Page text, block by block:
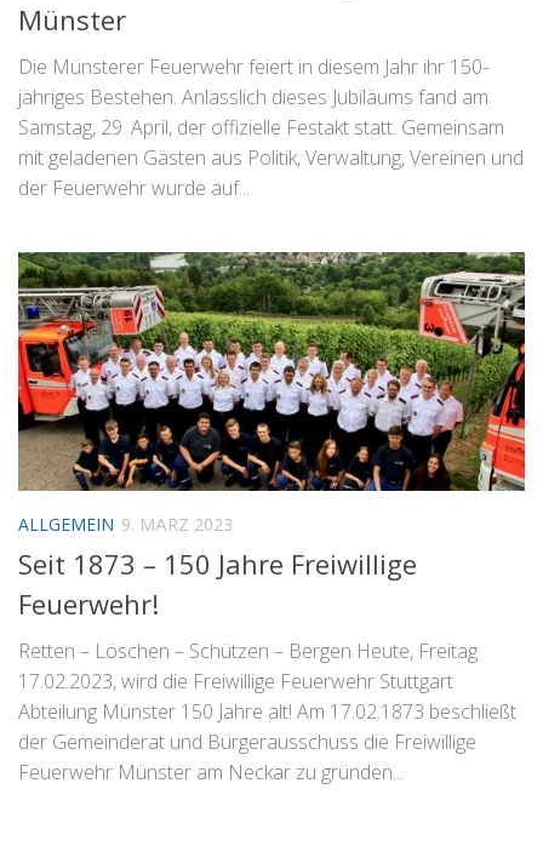
Münster
Die Münsterer Feuerwehr feiert in diesem Jahr ihr 150-
jähriges Bestehen. Anlässlich dieses Jubiläums fand am
Samstag, 29. April, der offizielle Festakt statt. Gemeinsam
mit geladenen Gästen aus Politik, Verwaltung, Vereinen und
der Feuerwehr wurde auf...
ALLGEMEIN 9. MÄRZ 2023
Seit 1873 – 150 Jahre Freiwillige
Feuerwehr!
Retten – Löschen – Schützen – Bergen Heute, Freitag
17.02.2023, wird die Freiwillige Feuerwehr Stuttgart
Abteilung Münster 150 Jahre alt! Am 17.02.1873 beschließt
der Gemeinderat und Bürgerausschuss die Freiwillige
Feuerwehr Münster am Neckar zu gründen...